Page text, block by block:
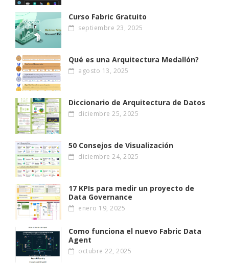
Curso Fabric Gratuito
septiembre 23, 2025
Qué es una Arquitectura Medallón?
agosto 13, 2025
Diccionario de Arquitectura de Datos
diciembre 25, 2025
50 Consejos de Visualización
diciembre 24, 2025
17 KPIs para medir un proyecto de
Data Governance
enero 19, 2025
Como funciona el nuevo Fabric Data
Agent
octubre 22, 2025